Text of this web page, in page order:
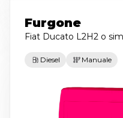
Furgone
Fiat Ducato L2H2 o
Diesel Manuale